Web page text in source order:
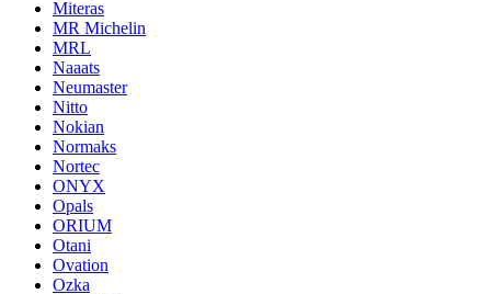
Miteras
MR Michelin
MRL
Naaats
Neumaster
Nitto
Nokian
Normaks
Nortec
ONYX
Opals
ORIUM
Otani
Ovation
Ozka